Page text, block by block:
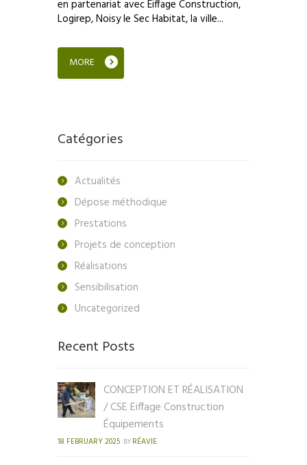
en partenariat avec Eiffage Construction,
Logirep, Noisy le Sec Habitat, la ville...
MORE
Catégories
Actualités
Dépose méthodique
Prestations
Projets de conception
Réalisations
Sensibilisation
Uncategorized
Recent Posts
CONCEPTION ET RÉALISATION
/ CSE Eiffage Construction
Équipements
18 FEBRUARY 2025 BY RÉAVIE